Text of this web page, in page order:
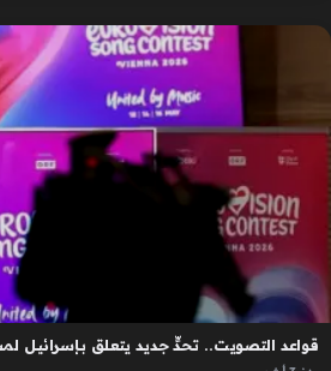
قواعد التصويت.. تحدٍّ جديد يتعلق بإسرائيل